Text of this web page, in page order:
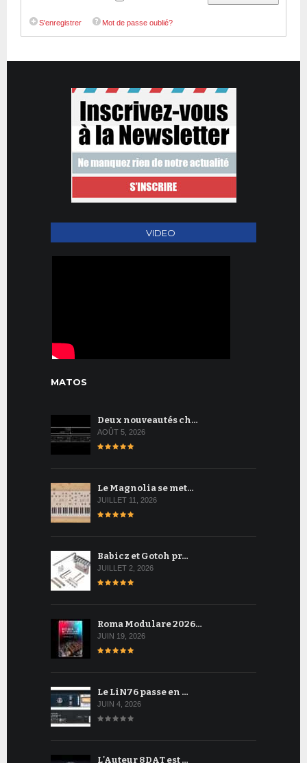
S'enregistrer Mot de passe oublié?
VIDEO
MATOS
Deux nouveautés ch…
AOÛT 5, 2026
Le Magnolia se met…
JUILLET 11, 2026
Babicz et Gotoh pr…
JUILLET 2, 2026
Roma Modulare 2026…
JUIN 19, 2026
Le LiN76 passe en …
JUIN 4, 2026
L'Auteur 8DAT est …